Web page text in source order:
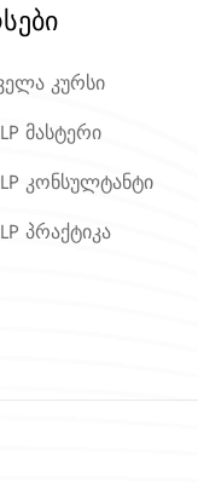
კურსი
მასტერი
კონსულტანტი
პრაქტიკა